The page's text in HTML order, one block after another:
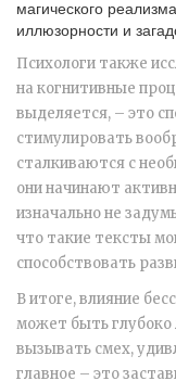
магического
иллюзорности и
Психологи также
на когнитивные
выделяется, – это
стимулировать
сталкиваются с
они начинают
изначально не
что такие тексты
способствовать
В итоге, влияние
может быть глубоко
вызывать смех,
главное – это